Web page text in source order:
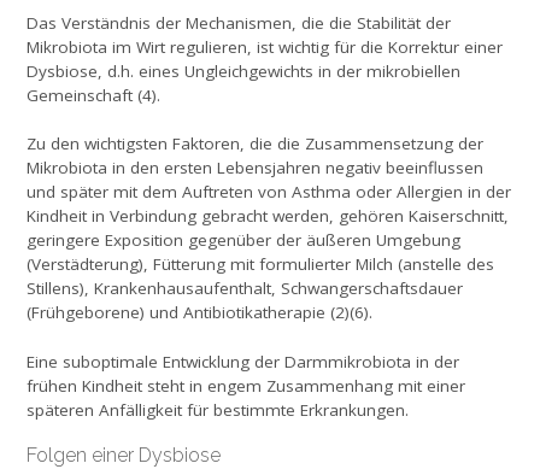
Das Verständnis der Mechanismen, die die Stabilität der
Mikrobiota im Wirt regulieren, ist wichtig für die Korrektur einer
Dysbiose, d.h. eines Ungleichgewichts in der mikrobiellen
Gemeinschaft (4).
Zu den wichtigsten Faktoren, die die Zusammensetzung der
Mikrobiota in den ersten Lebensjahren negativ beeinflussen
und später mit dem Auftreten von Asthma oder Allergien in der
Kindheit in Verbindung gebracht werden, gehören Kaiserschnitt,
geringere Exposition gegenüber der äußeren Umgebung
(Verstädterung), Fütterung mit formulierter Milch (anstelle des
Stillens), Krankenhausaufenthalt, Schwangerschaftsdauer
(Frühgeborene) und Antibiotikatherapie (2)(6).
Eine suboptimale Entwicklung der Darmmikrobiota in der
frühen Kindheit steht in engem Zusammenhang mit einer
späteren Anfälligkeit für bestimmte Erkrankungen.
Folgen einer Dysbiose